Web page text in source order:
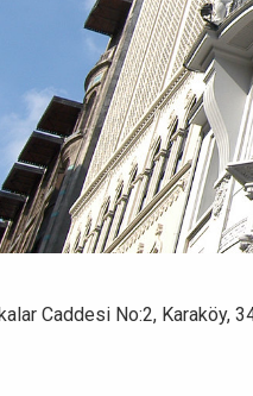
Caddesi No:2, Karaköy,